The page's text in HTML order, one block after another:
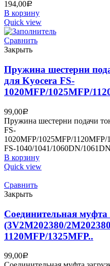
194,00Р
В корзину
Quick view
Сравнить
Закрыть
Пружина шестерни
для Kyocera FS-
1020MFP/1025MFP/
99,00Р
Пружина шестерни подачи
FS-
1020MFP/1025MFP/
FS-1040/1041/1060DN/1061DN
В корзину
Quick view
Сравнить
Закрыть
Соединительная муфта
(3V2M202380/
1120MFP/1325MFP..
99,00Р